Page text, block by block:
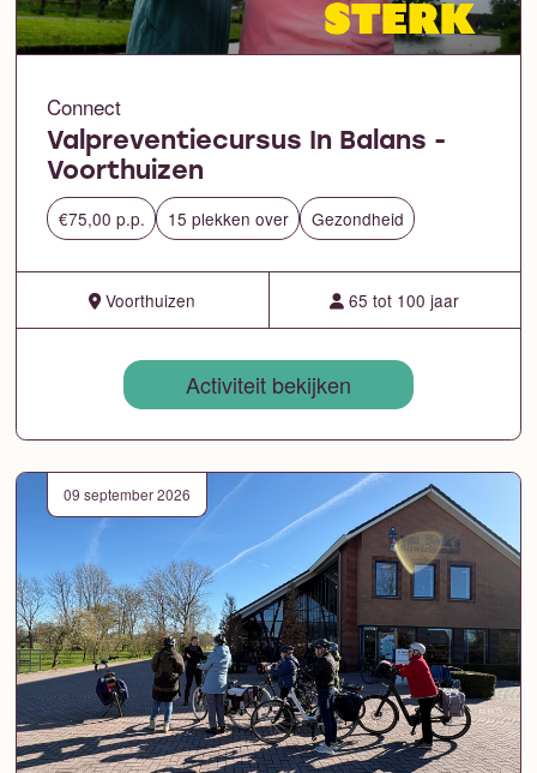
Connect
Valpreventiecursus In Balans -
Voorthuizen
€75,00 p.p. 15 plekken over Gezondheid
Voorthuizen 65 tot 100 jaar
Activiteit bekijken
09 september 2026